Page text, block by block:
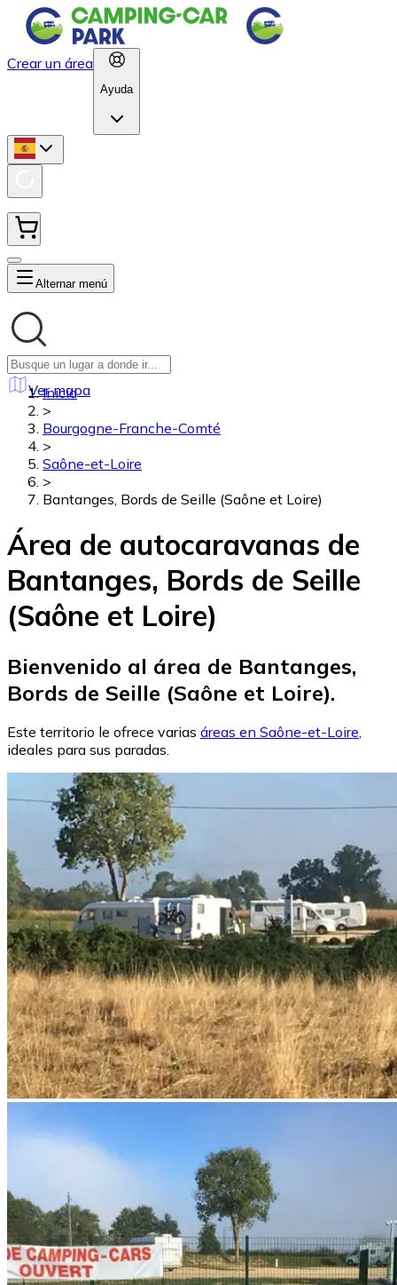
Crear un área
Ayuda
Alternar menú
Ver mapa
Inicio
>
Bourgogne-Franche-Comté
>
Saône-et-Loire
>
Bantanges, Bords de Seille (Saône et Loire)
Área de autocaravanas de
Bantanges, Bords de Seille
(Saône et Loire)
Bienvenido al área de Bantanges,
Bords de Seille (Saône et Loire).
Este territorio le ofrece varias áreas en Saône-et-Loire,
ideales para sus paradas.